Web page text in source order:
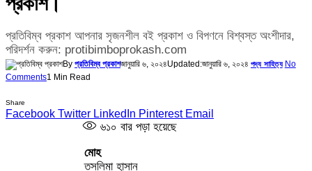
প্রতিবিম্ব প্রকাশ আপনার সৃজনশীল বই প্রকাশ ও বিপণনে বিশ্বস্ত অংশীদার,
পরিদর্শন করুন: protibimboprokash.com
By প্রতিবিম্ব প্রকাশজানুয়ারি ৬, ২০২৪Updated:জানুয়ারি ৬, ২০২৪ পদ্য সাহিত্য No
Comments1 Min Read
Share
Facebook Twitter LinkedIn Pinterest Email
৬১০ বার পড়া হয়েছে
মোহ
তসলিমা হাসান